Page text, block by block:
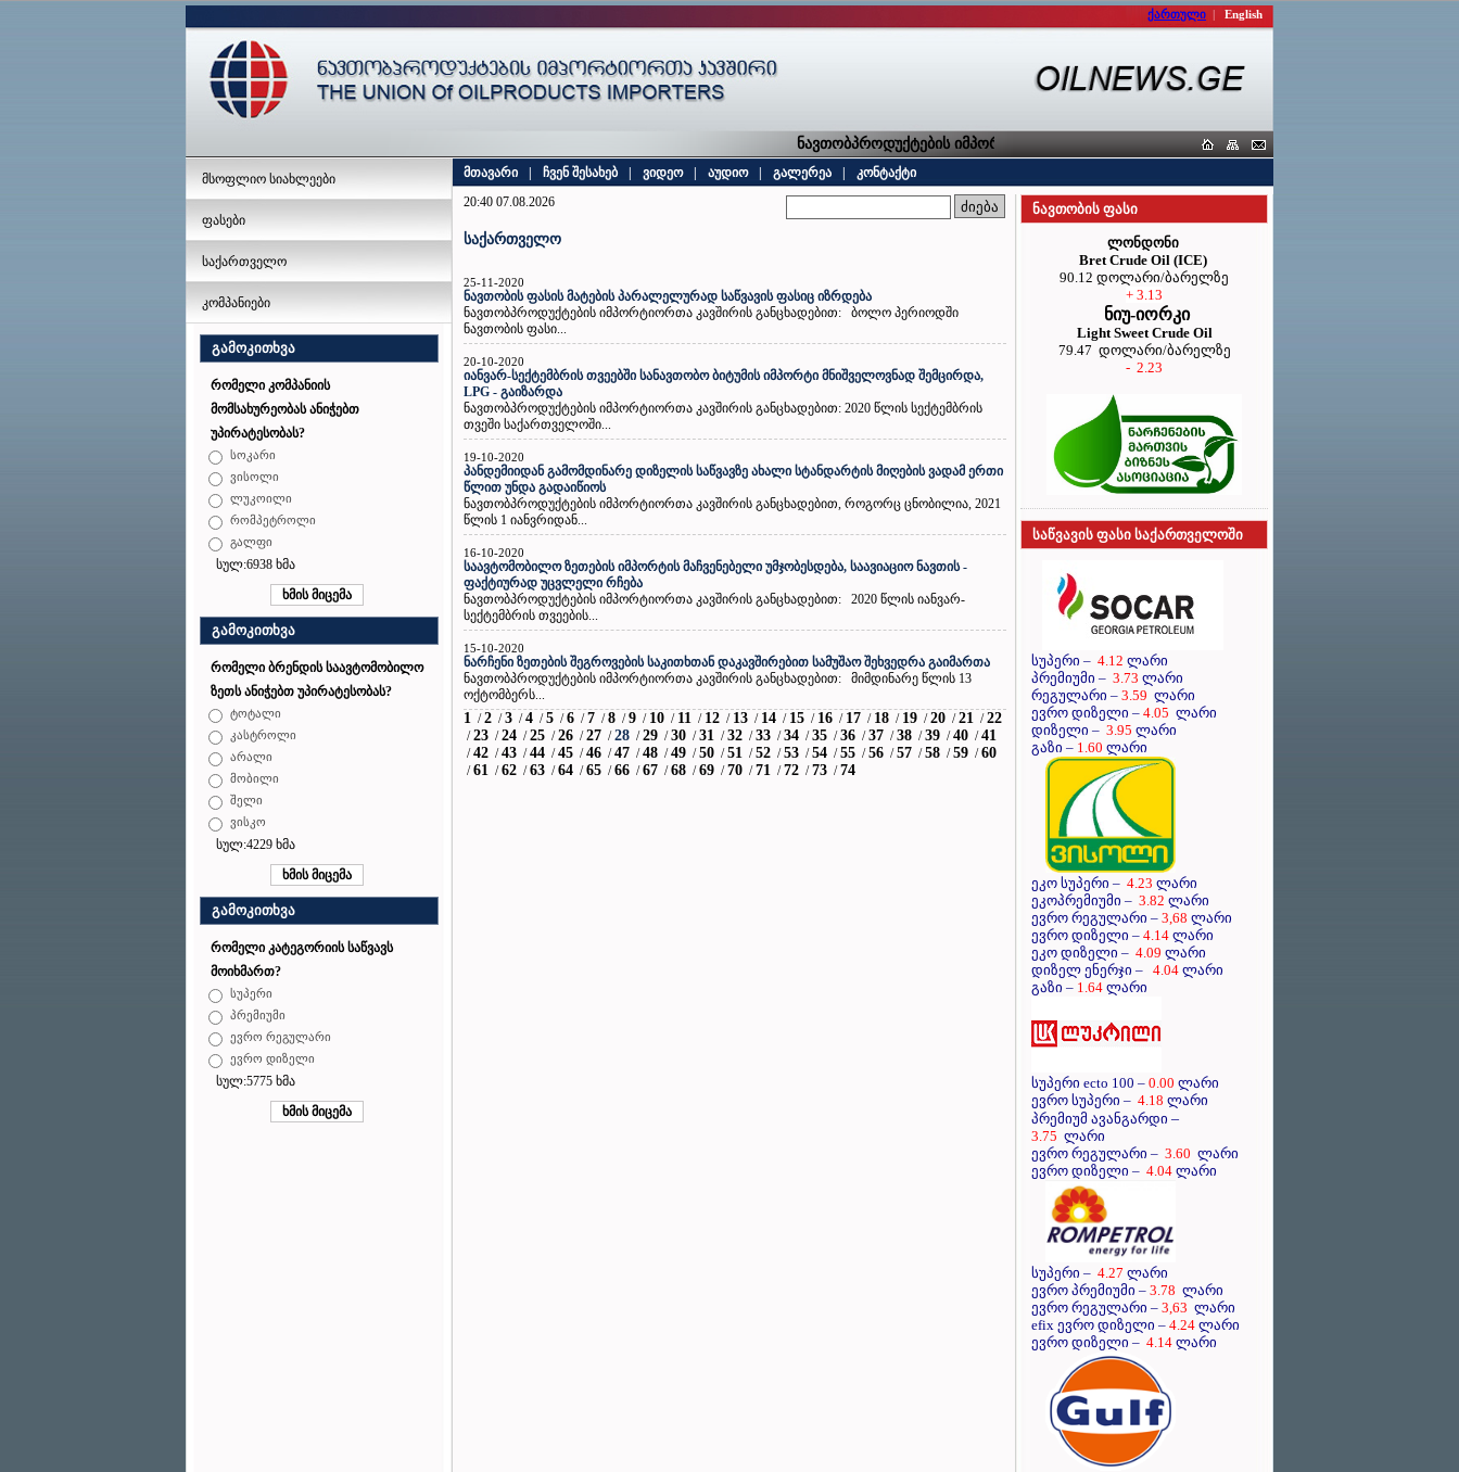
ქართული | English
ნავთობპროდუქტების იმპორტიორთა კავშირი
მსოფლიო სიახლეები
ფასები
საქართველო
კომპანიები
გამოკითხვა
რომელი კომპანიის
მომსახურეობას ანიჭებთ
უპირატესობას?
სოკარი
ვისოლი
ლუკოილი
რომპეტროლი
გალფი
სულ:6938 ხმა
გამოკითხვა
რომელი ბრენდის საავტომობილო
ზეთს ანიჭებთ უპირატესობას?
ტოტალი
კასტროლი
არალი
მობილი
შელი
ვისკო
სულ:4229 ხმა
გამოკითხვა
რომელი კატეგორიის საწვავს
მოიხმართ?
სუპერი
პრემიუმი
ევრო რეგულარი
ევრო დიზელი
სულ:5775 ხმა
მთავარი ჩვენ შესახებ ვიდეო აუდიო გალერეა
კონტაქტი
20:40 07.08.2026
საქართველო
25-11-2020
ნავთობის ფასის მატების პარალელურად საწვავის ფასიც იზრდება
ნავთობპროდუქტების იმპორტიორთა კავშირის განცხადებით: ბოლო პერიოდში
ნავთობის ფასი...
20-10-2020
იანვარ-სექტემბრის თვეებში სანავთობო ბიტუმის იმპორტი მნიშველოვნად შემცირდა,
LPG - გაიზარდა
ნავთობპროდუქტების იმპორტიორთა კავშირის განცხადებით: 2020 წლის სექტემბრის
თვეში საქართველოში...
19-10-2020
პანდემიიდან გამომდინარე დიზელის საწვავზე ახალი სტანდარტის მიღების ვადამ ერთი
წლით უნდა გადაიწიოს
ნავთობპროდუქტების იმპორტიორთა კავშირის განცხადებით, როგორც ცნობილია, 2021
წლის 1 იანვრიდან...
16-10-2020
საავტომობილო ზეთების იმპორტის მაჩვენებელი უმჯობესდება, საავიაციო ნავთის -
ფაქტიურად უცვლელი რჩება
ნავთობპროდუქტების იმპორტიორთა კავშირის განცხადებით: 2020 წლის იანვარ-
სექტემბრის თვეების...
15-10-2020
ნარჩენი ზეთების შეგროვების საკითხთან დაკავშირებით სამუშაო შეხვედრა გაიმართა
ნავთობპროდუქტების იმპორტიორთა კავშირის განცხადებით: მიმდინარე წლის 13
ოქტომბერს...
1 / 2 / 3 / 4 / 5 / 6 / 7 / 8 / 9 / 10 / 11 / 12 / 13 / 14 / 15 / 16 / 17 / 18 / 19 / 20 / 21 / 22
/ 23 / 24 / 25 / 26 / 27 / 28 / 29 / 30 / 31 / 32 / 33 / 34 / 35 / 36 / 37 / 38 / 39 / 40 / 41
/ 42 / 43 / 44 / 45 / 46 / 47 / 48 / 49 / 50 / 51 / 52 / 53 / 54 / 55 / 56 / 57 / 58 / 59 / 60
/ 61 / 62 / 63 / 64 / 65 / 66 / 67 / 68 / 69 / 70 / 71 / 72 / 73 / 74
ნავთობის ფასი
ლონდონი
Bret Crude Oil (ICE)
90.12 დოლარი/ბარელზე
+ 3.13
ნიუ-იორკი
Light Sweet Crude Oil
79.47 დოლარი/ბარელზე
- 2.23
საწვავის ფასი საქართველოში
სუპერი – 4.12 ლარი
პრემიუმი – 3.73 ლარი
რეგულარი – 3.59 ლარი
ევრო დიზელი – 4.05 ლარი
დიზელი – 3.95 ლარი
გაზი – 1.60 ლარი
ეკო სუპერი – 4.23 ლარი
ეკოპრემიუმი – 3.82 ლარი
ევრო რეგულარი – 3,68 ლარი
ევრო დიზელი – 4.14 ლარი
ეკო დიზელი – 4.09 ლარი
დიზელ ენერჯი – 4.04 ლარი
გაზი – 1.64 ლარი
სუპერი ecto 100 – 0.00 ლარი
ევრო სუპერი – 4.18 ლარი
პრემიუმ ავანგარდი –
3.75 ლარი
ევრო რეგულარი – 3.60 ლარი
ევრო დიზელი – 4.04 ლარი
სუპერი – 4.27 ლარი
ევრო პრემიუმი – 3.78 ლარი
ევრო რეგულარი – 3,63 ლარი
efix ევრო დიზელი – 4.24 ლარი
ევრო დიზელი – 4.14 ლარი